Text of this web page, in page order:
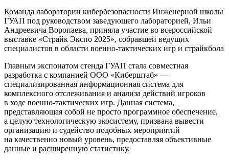
Команда лаборатории кибербезопасности Инженерной школы
ГУАП под руководством заведующего лабораторией, Ильи
Андреевича Воропаева, приняла участие во всероссийской
выставке «Страйк Экспо 2025», собравшей ведущих
специалистов в области военно-тактических игр и страйкбола
Главным экспонатом стенда ГУАП стала совместная
разработка с компанией ООО «Киберштаб» —
специализированная информационная система для
комплексного отслеживания и анализа действий игроков
в ходе военно-тактических игр. Данная система,
представляющая собой не просто программное обеспечение,
а целую технологическую экосистему, призвана вывести
организацию и судейство подобных мероприятий
на качественно новый уровень, предоставляя объективные
данные и расширенную статистику.